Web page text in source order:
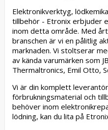
Elektronikverktyg,
tillbehör - Etronix erbjuder
inom detta område. Med
branschen är vi en pålitlig
marknaden. Vi stoltserar
av kända varumärken som
Thermaltronics, Emil Otto,
Vi är din komplett
förbrukningsmaterial och
behöver inom
lödning, kan du lita på